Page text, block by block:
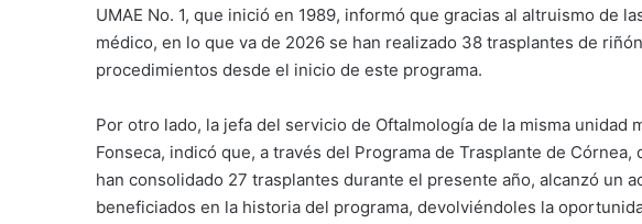
UMAE No. 1, que inició en 1989, informó que gracias al altruismo de
médico, en lo que va de 2026 se han realizado 38 trasplantes de
procedimientos desde el inicio de este programa.
Por otro lado, la jefa del servicio de Oftalmología de la misma unidad
Fonseca, indicó que, a través del Programa de Trasplante de
han consolidado 27 trasplantes durante el presente año, alcanzó un
beneficiados en la historia del programa, devolviéndoles la